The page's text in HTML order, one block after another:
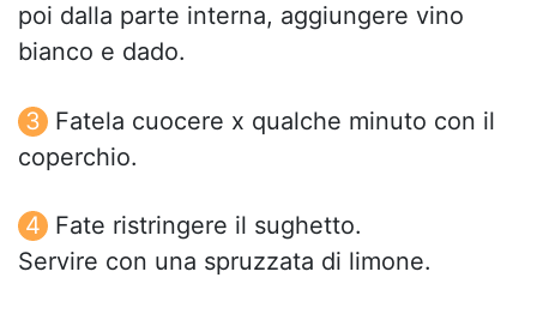
poi dalla parte interna, aggiungere vino
bianco e dado.
Fatela cuocere x qualche minuto con il
coperchio.
Fate ristringere il sughetto.
Servire con una spruzzata di limone.